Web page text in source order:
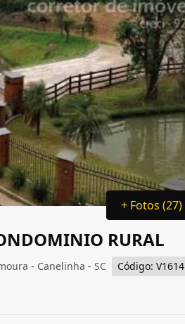
+ Fotos (27)
RURAL
- Canelinha - SC
Código: V1614